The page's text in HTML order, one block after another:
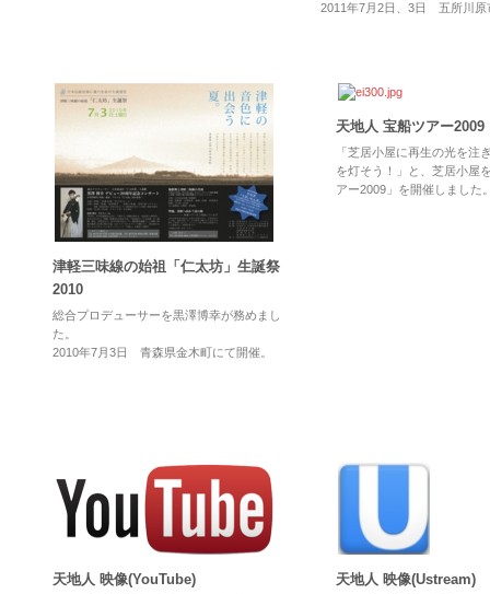
2011年7月2日、3日 五所川原
津軽三味線の始祖「仁太坊」生誕祭
2010
総合プロデューサーを黒澤博幸が務めまし
た。
2010年7月3日 青森県金木町にて開催。
天地人 宝船ツアー2009
「芝居小屋に再生の光を注
を灯そう！」と、芝居小屋
アー2009」を開催しました
天地人 映像(YouTube) 天地人 映像(Ustream)